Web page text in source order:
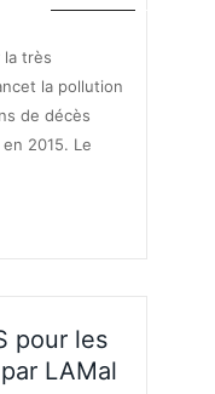
la très
la pollution
de décès
2015. Le
pour les
LAMal